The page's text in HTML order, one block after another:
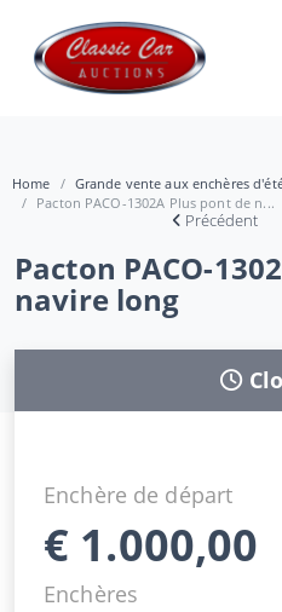
Home
Grande vente aux enchères
Pacton PACO-1302A Plus pont de n...
Précédent
Pacton PACO-
navire long
Enchère de départ
€ 1.000,00
Enchères